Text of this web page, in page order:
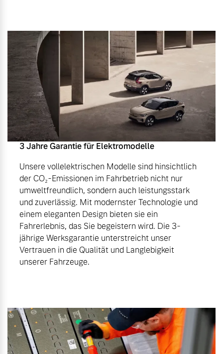
3 Jahre Garantie für Elektromodelle
Unsere vollelektrischen Modelle sind hinsichtlich
der CO₂-Emissionen im Fahrbetrieb nicht nur
umweltfreundlich, sondern auch leistungsstark
und zuverlässig. Mit modernster Technologie und
einem eleganten Design bieten sie ein
Fahrerlebnis, das Sie begeistern wird. Die 3-
jährige Werksgarantie unterstreicht unser
Vertrauen in die Qualität und Langlebigkeit
unserer Fahrzeuge.